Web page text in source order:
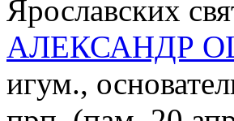
Ярославских
АЛЕКСАНДР
игум.,